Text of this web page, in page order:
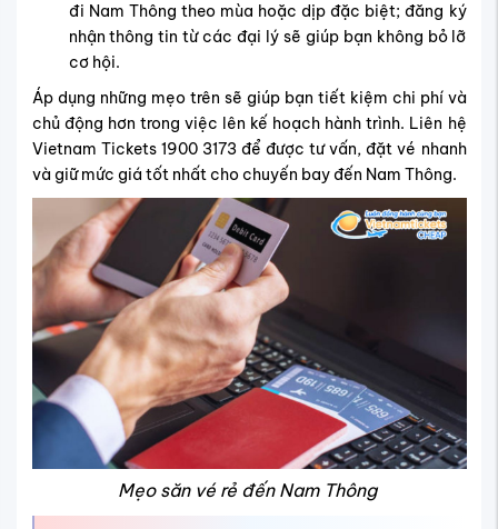
đi Nam Thông theo mùa hoặc dịp đặc biệt; đăng ký
nhận thông tin từ các đại lý sẽ giúp bạn không bỏ lỡ
cơ hội.
Áp dụng những mẹo trên sẽ giúp bạn tiết kiệm chi phí và
chủ động hơn trong việc lên kế hoạch hành trình. Liên hệ
Vietnam Tickets 1900 3173 để được tư vấn, đặt vé nhanh
và giữ mức giá tốt nhất cho chuyến bay đến Nam Thông.
Mẹo săn vé rẻ đến Nam Thông